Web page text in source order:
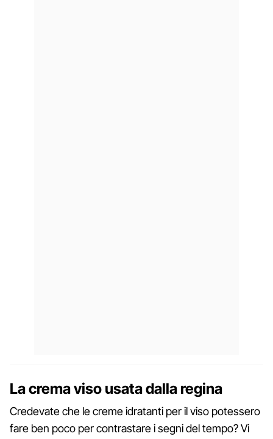
La crema viso usata dalla regina
Credevate che le creme idratanti per il viso potessero
fare ben poco per contrastare i segni del tempo? Vi